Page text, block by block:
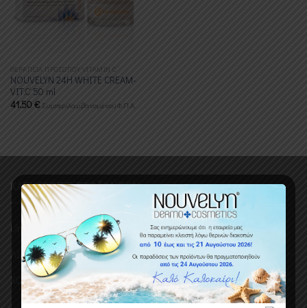
ΘΕΡΑΠΕΙΑ ΠΡΟΣΩΠΟΥ VITAMIN C’
NOUVELYN 24H WHITE CREAM-
VIT.C’ 50 ml
41.50€ Συμπεριλαμβανομένου Φ.Π.Α.
ΚΑΤΗΓΟΡΙΕΣ ΠΡΟΪΟΝΤΩΝ
Uncategorized
ΛΙΑΝΙΚΗ
ΧΟΝΔΡΙΚΗ